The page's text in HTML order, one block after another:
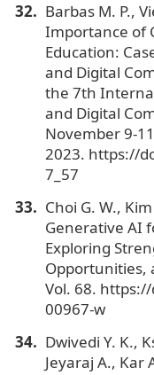
Barbas M. P.,
Importance of
Education:
and Digital
the 7th
and Digital
November 9-
2023. https://
7_57
Choi G. W.,
Generative AI
Exploring
Opportunities,
Vol. 68.
00967-w
Dwivedi Y. K.,
Jeyaraj A., Kar